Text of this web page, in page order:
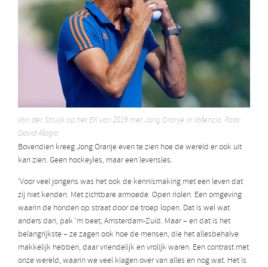
Van der Struijk op het EK van 2019 met Jong Oranje in Valencia. Foto:
David Alagia
Bovendien kreeg Jong Oranje even te zien hoe de wereld er ook uit
kan zien. Geen hockeyles, maar een levensles.
‘Voor veel jongens was het ook de kennismaking met een leven dat
zij niet kenden. Met zichtbare armoede. Open riolen. Een omgeving
waarin de honden op straat door de troep lopen. Dat is wel wat
anders dan, pak ‘m beet, Amsterdam-Zuid. Maar – en dat is het
belangrijkste – ze zagen ook hoe de mensen, die het allesbehalve
makkelijk hebben, daar vriendelijk en vrolijk waren. Een contrast met
onze wereld, waarin we veel klagen over van alles en nog wat. Het is